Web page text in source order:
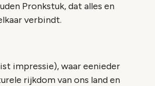
Pronkstuk, dat alles en
verbindt.
impressie), waar eenieder
rijkdom van ons land en